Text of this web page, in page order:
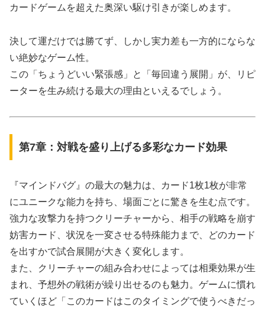
カードゲームを超えた奥深い駆け引きが楽しめます。
決して運だけでは勝てず、しかし実力差も一方的にならな
い絶妙なゲーム性。
この「ちょうどいい緊張感」と「毎回違う展開」が、リピ
ーターを生み続ける最大の理由といえるでしょう。
第7章：対戦を盛り上げる多彩なカード効果
『マインドバグ』の最大の魅力は、カード1枚1枚が非常
にユニークな能力を持ち、場面ごとに驚きを生む点です。
強力な攻撃力を持つクリーチャーから、相手の戦略を崩す
妨害カード、状況を一変させる特殊能力まで、どのカード
を出すかで試合展開が大きく変化します。
また、クリーチャーの組み合わせによっては相乗効果が生
まれ、予想外の戦術が繰り出せるのも魅力。ゲームに慣れ
ていくほど「このカードはこのタイミングで使うべきだっ